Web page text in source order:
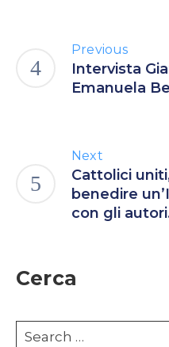
Previous
Intervista
Emanuela
Next
Cattolici
benedire
con gli
Cerca